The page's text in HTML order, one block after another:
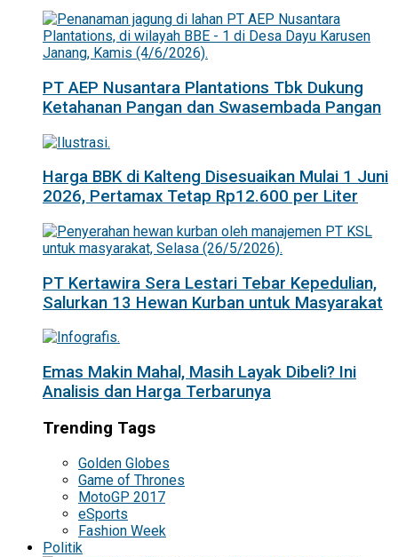
PT AEP Nusantara Plantations Tbk Dukung
Ketahanan Pangan dan Swasembada Pangan
Harga BBK di Kalteng Disesuaikan Mulai 1 Juni
2026, Pertamax Tetap Rp12.600 per Liter
PT Kertawira Sera Lestari Tebar Kepedulian,
Salurkan 13 Hewan Kurban untuk Masyarakat
Emas Makin Mahal, Masih Layak Dibeli? Ini
Analisis dan Harga Terbarunya
Trending Tags
Golden Globes
Game of Thrones
MotoGP 2017
eSports
Fashion Week
Politik